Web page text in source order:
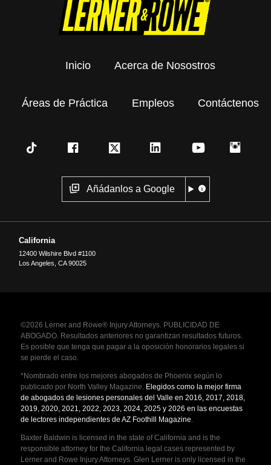
Inicio Acerca de Nosostros
Áreas de Práctica Empleos Contáctenos
Añádanlos a Google
California
12400 Wilshire Blvd #1100
Los Angeles ,CA 90025
©2026 Lerner and Rowe® Injury Attorneys. PUBLICIDAD DE
ABOGADO. Resultados anteriores no garantizan resultados futuros.
Es posible que tenga que pagar a la oposición honorarios legales si
se pierde el caso.
*Nombrado entre los mejores abogados de Phoenix según lo
publicado por North Valley Magazine. Elegidos como la mejor firma
de abogados de lesiones personales del Valle en 2016, 2017, 2018,
2019, 2020, 2021, 2022, 2023, 2024, 2025 y 2026 en las encuestas
de lectores independientes de AZ Foothill Magazine.
Baxter Baldwin is licensed in the state of California and is the
responsible attorney for the California legal cases represented by
Lerner and Rowe Injury Attorneys. Glen Lerner is only licensed in the